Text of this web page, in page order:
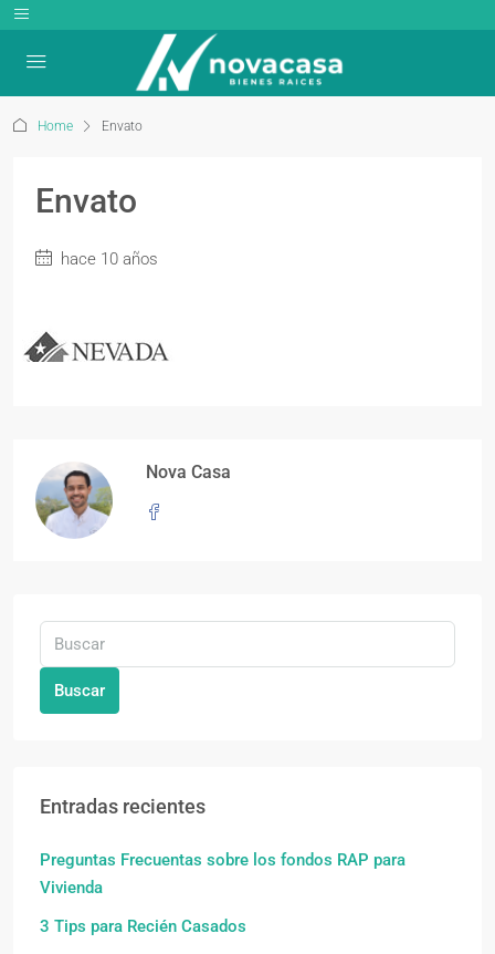
Home Envato
Envato
hace 10 años
Nova Casa
Buscar
Entradas recientes
Preguntas Frecuentas sobre los fondos RAP para
Vivienda
3 Tips para Recién Casados